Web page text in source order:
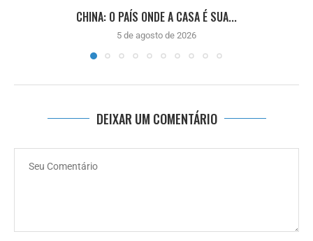
CHINA: O PAÍS ONDE A CASA É SUA...
5 de agosto de 2026
DEIXAR UM COMENTÁRIO